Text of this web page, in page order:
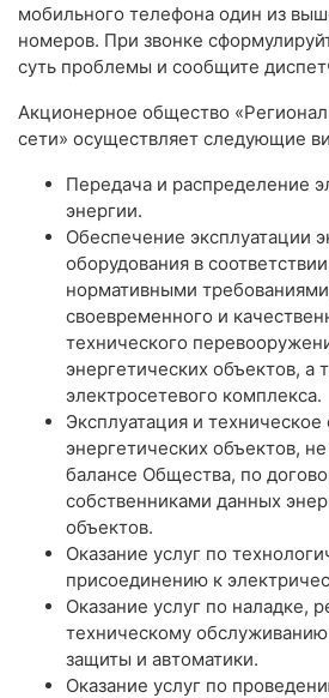
мобильного телефона один из
номеров. При звонке
суть проблемы и сообщите
Акционерное общество
сети» осуществляет следующие
Передача и распределение
энергии.
Обеспечение эксплуатации
оборудования в
нормативными
своевременного и
технического
энергетических объектов, а
электросетевого комплекса.
Эксплуатация и
энергетических объектов,
балансе Общества, по
собственниками данных
объектов.
Оказание услуг по
присоединению к
Оказание услуг по наладке,
техническому
защиты и автоматики.
Оказание услуг по